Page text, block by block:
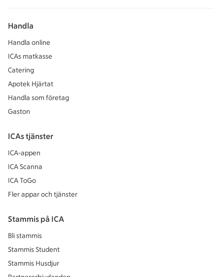
Handla
Handla online
ICAs matkasse
Catering
Apotek Hjärtat
Handla som företag
Gaston
ICAs tjänster
ICA-appen
ICA Scanna
ICA ToGo
Fler appar och tjänster
Stammis på ICA
Bli stammis
Stammis Student
Stammis Husdjur